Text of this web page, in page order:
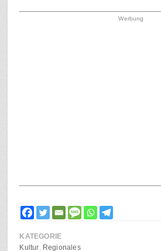
Werbung
KATEGORIE
Kultur
Regionales